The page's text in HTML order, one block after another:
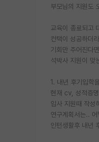
부모님의 지원도
교육이 종료되고
컨택이 성공하더
기회만 주어진다
석박사 지원이 맞
1. 내년 후기입학
현재 cv, 성적증
입사 지원때 작성
연구계획서는..
인턴생활후 내년